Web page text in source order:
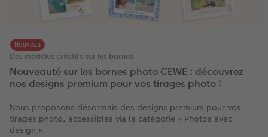
Nouveau
Des modèles créatifs sur les bornes
Nouveauté sur les bornes photo CEWE : découvrez
nos designs premium pour vos tirages photo !
Nous proposons désormais des designs premium pour vos
tirages photo, accessibles via la catégorie « Photos avec
design ».